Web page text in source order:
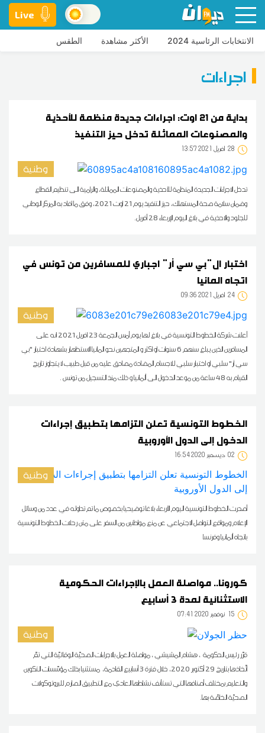
Live
الانتخابات الرئاسية 2024 الأكثر مشاهدة الطقس
اجراءات
بداية من 21 اوت: اجراءات جديدة منظمة للأحذية
والمصنوعات المماثلة تدخل حيز التنفيذ
28 13:57 2021 أفريل
وطنية
تدخل الاجراءات الجديدة المنظمة للأحذية والمصنوعات المماثلة، والرامية الى تنظيم القطاع
وضمان سلامة صحة المستهلك، حيز التنفيذ يوم 21 اوت 2021، وفق ما افاد به المركز الوطني
للجلود والاحذية في بلاغ اليوم الإربعاء 28 أفريل.
اختبار ال"بي سي أر" اجباري للمسافرين من تونس في
اتجاه المانيا
24 09:36 2021 أفريل
وطنية
أعلنت شركة الخطوط التونسية في بلاغ لها يوم أمس الجمعة 23 افريل 2021 انه على
المسافرين الذين يبلغ سنهم 6 سنوات او اكثر و المتجهين نحو المانيا الاستظهار بشهادة اختبار "بي
سي آر" سلبي او اختبار سلبي للاجسام المضادة مصادق عليه من قبل طبيب لا يتجاوز تاريخ
القيام به 48 ساعة من موعد الدخول الى ألمانيا و ذلك منذ التسجيل من تونس .
الخطوط التونسية تعلن التزامها بتطبيق إجراءات
الدخول إلى الدول الأوروبية
02 16:54 2020 ديسمبر
وطنية
أصدرت الخطوط التونسية اليوم الأربعاء بلاغا توضيحيا بخصوص ما تم تداوله في عدد من وسائل
الإعلام ومواقع التواصل الاجتماعي عن منع مواطنين من السفر على متن رحلات الخطوط التونسية
باتجاه ألمانيا وفرنسا
كورونا.. مواصلة العمل بالإجراءات الحكومية
الاستثنائية لمدة 3 أسابيع
15 07:41 2020 نوفمبر
وطنية
قرّر رئيس الحكومة ، هشام المشيشي ، مواصلة العمل بالاجراءات الصحيّة الوقائيّة التي تمّ
اتّخاذها بتاريخ 29 أكتوبر 2020، خلال فترة 3 أسابيع القادمة، مستثنيا بذلك مؤسّسات التكوين
والتعليم بمختلف أصنافها التي تستأنف نشاطها العادي مع التطبيق الصارم للبروتوكولات
الصحيّة الخاصّة بها.